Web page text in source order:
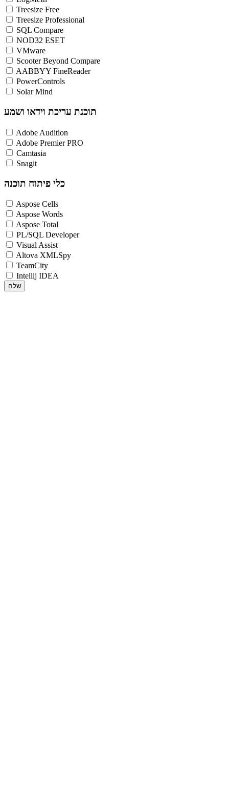
Treesize Free
Treesize Professional
SQL Compare
NOD32 ESET
VMware
Scooter Beyond Compare
AABBYY FineReader
PowerControls
Solar Mind
תוכנת עריכת וידאו ושמע
Adobe Audition
Adobe Premier PRO
Camtasia
Snagit
כלי פיתוח תוכנה
Aspose Cells
Aspose Words
Aspose Total
PL/SQL Developer
Visual Assist
Altova XMLSpy
TeamCity
Intellij IDEA